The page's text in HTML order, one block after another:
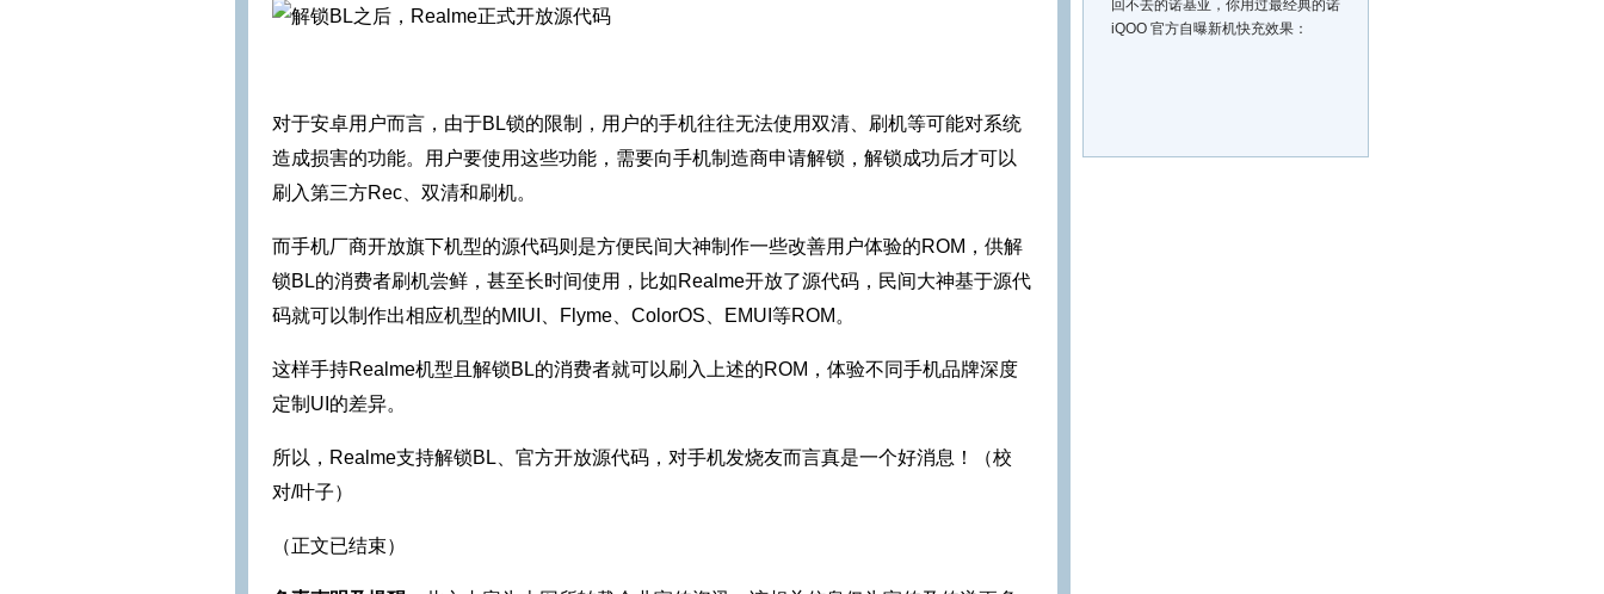
对于安卓用户而言，由于BL锁的限制，用户的手机往往无法使用双清、刷机等可能对系统
造成损害的功能。用户要使用这些功能，需要向手机制造商申请解锁，解锁成功后才可以
刷入第三方Rec、双清和刷机。
而手机厂商开放旗下机型的源代码则是方便民间大神制作一些改善用户体验的ROM，供解
锁BL的消费者刷机尝鲜，甚至长时间使用，比如Realme开放了源代码，民间大神基于源代
码就可以制作出相应机型的MIUI、Flyme、ColorOS、EMUI等ROM。
这样手持Realme机型且解锁BL的消费者就可以刷入上述的ROM，体验不同手机品牌深度
定制UI的差异。
所以，Realme支持解锁BL、官方开放源代码，对手机发烧友而言真是一个好消息！（校
对/叶子）
（正文已结束）
回不去的诺基亚，你用过最经典的诺
iQOO 官方自曝新机快充效果：